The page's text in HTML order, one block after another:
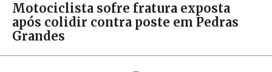
Motociclista sofre fratura exposta
após colidir contra poste em Pedras
Grandes